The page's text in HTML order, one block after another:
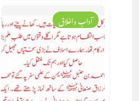
آداب واخلاق